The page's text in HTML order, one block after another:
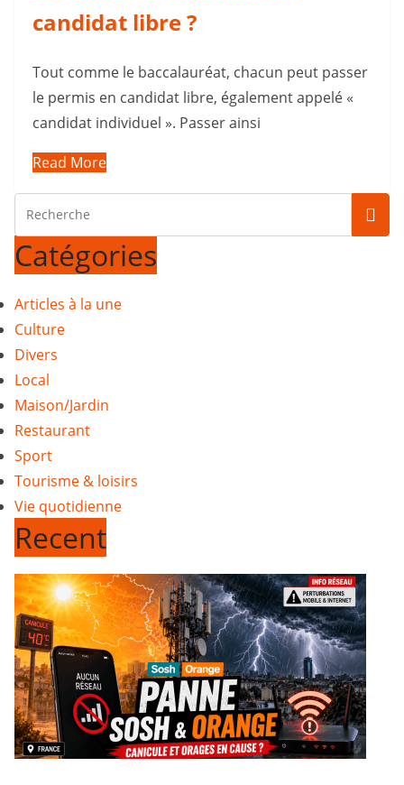
candidat libre ?
Tout comme le baccalauréat, chacun peut passer
le permis en candidat libre, également appelé «
candidat individuel ». Passer ainsi
Read More
Catégories
Articles à la une
Culture
Divers
Local
Maison/Jardin
Restaurant
Sport
Tourisme & loisirs
Vie quotidienne
Recent